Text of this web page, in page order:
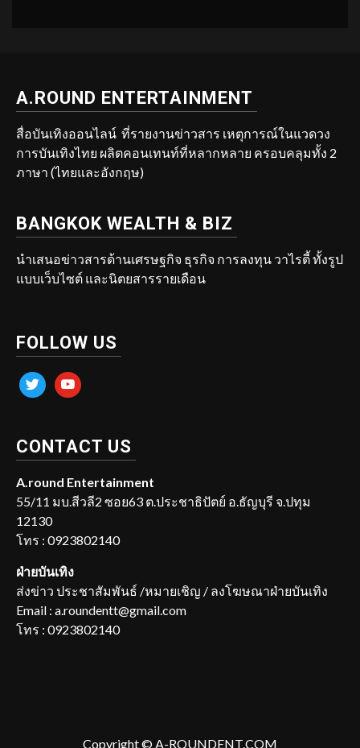
A.ROUND ENTERTAINMENT
สื่อบันเทิงออนไลน์ ที่รายงานข่าวสาร เหตุการณ์ในแวดวง
การบันเทิงไทย ผลิตคอนเทนท์ที่หลากหลาย ครอบคลุมทั้ง 2
ภาษา (ไทยและอังกฤษ)
BANGKOK WEALTH & BIZ
นำเสนอข่าวสารด้านเศรษฐกิจ ธุรกิจ การลงทุน วาไรตี้ ทั้งรูป
แบบเว็บไซต์ และนิตยสารรายเดือน
FOLLOW US
twitter youtube
CONTACT US
A.round Entertainment
55/11 มบ.สีวลี2 ซอย63 ต.ประชาธิปัตย์ อ.ธัญบุรี จ.ปทุม
12130
โทร : 0923802140
ฝ่ายบันเทิง
ส่งข่าว ประชาสัมพันธ์ /หมายเชิญ / ลงโฆษณาฝ่ายบันเทิง
Email : a.roundentt@gmail.com
โทร : 0923802140
Copyright © A-ROUNDENT.COM